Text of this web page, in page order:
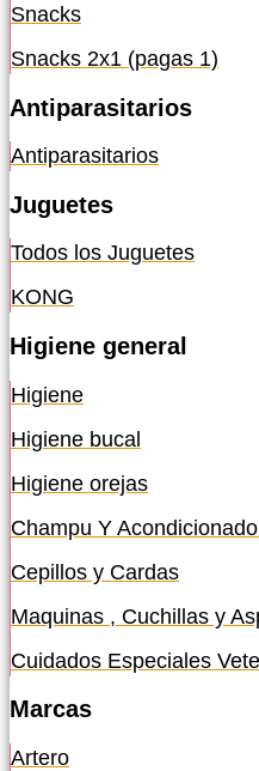
Snacks
Snacks 2x1 (pagas 1)
Antiparasitarios
Antiparasitarios
Juguetes
Todos los Juguetes
KONG
Higiene general
Higiene
Higiene bucal
Higiene orejas
Champu Y
Cepillos y Cardas
Maquinas , Cuchillas y
Cuidados Especiales
Marcas
Artero